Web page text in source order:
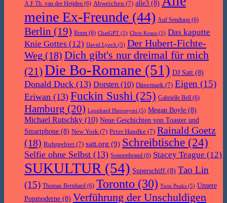
A.F.Th. van der Heijden (6) Abweichen (7) alle3 (8)
meine Ex-Freunde (44) Auf Sendung (6)
Berlin (19) Bonn (6) ChatGPT (5) Chris Kraus (5) Das kaputte
Knie Gottes (12) David Lynch (5) Der Hubert-Fichte-
Weg (18) Dich gibt's nur dreimal für mich
(21)Die Bo-Romane (51) DJ Satt (8)
Donald Duck (13) Dorsten (10) Dänemark (7) Eigen (15)
Eriwan (13) Fuckin Sushi (25) Gabrielle Bell (6)
Hamburg (20) Leonhard Hieronymi (5) Megan Boyle (8)
Michael Rutschky (10) Neue Geschichten von Toaster und
Smartphone (8) New York (7) Peter Handke (7) Rainald Goetz
(18) Ruhrgebiet (7) satt.org (9) Schreibtische (24)
Selfie ohne Selbst (13) Sonnenbrand (6) Stacey Teague (12)
SUKULTUR (54) Superschiff (8) Tao Lin
(15) Thomas Bernhard (6) Toronto (30) Twin Peaks (5) Unsere
Popmoderne (8) Verführung der Unschuldigen